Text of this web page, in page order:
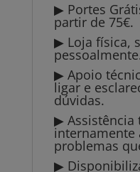
▶ Portes
partir de 75€.
▶ Loja física,
▶ Apoio
ligar e
dúvidas.
▶ Assistência
internamente
problemas
▶